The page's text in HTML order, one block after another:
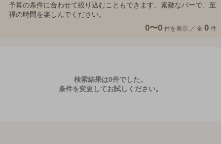
予算の条件に合わせて絞り込むこともできます。素敵なバーで、至
福の時間を楽しんでください。
0〜0 件を表示 ／ 全 0 件
検索結果は0件でした。
条件を変更してお試しください。